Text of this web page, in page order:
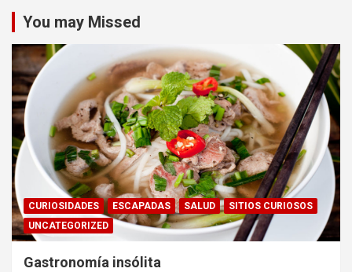
You may Missed
CURIOSIDADES ESCAPADAS SALUD
SITIOS CURIOSOS
UNCATEGORIZED
Gastronomía insólita